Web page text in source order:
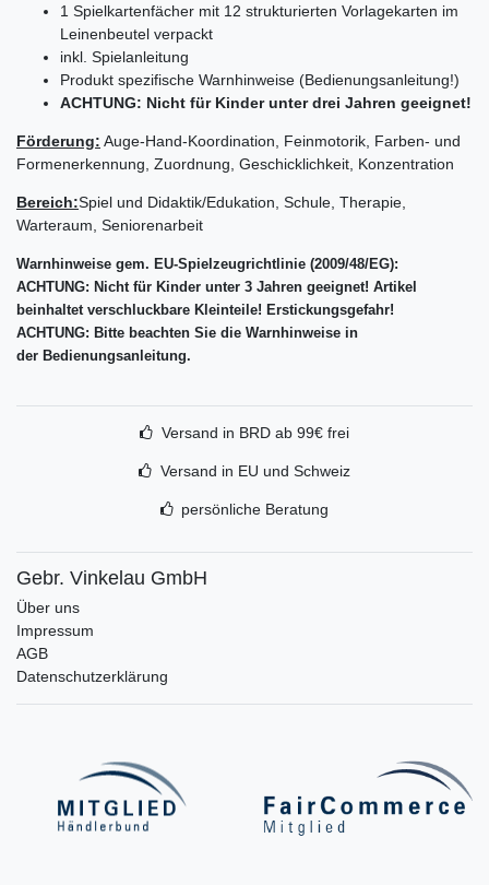
1 Spielkartenfächer mit 12 strukturierten Vorlagekarten im
Leinenbeutel verpackt
inkl. Spielanleitung
Produkt spezifische Warnhinweise (Bedienungsanleitung!)
ACHTUNG: Nicht für Kinder unter drei Jahren geeignet!
Förderung: Auge-Hand-Koordination, Feinmotorik, Farben- und
Formenerkennung, Zuordnung, Geschicklichkeit, Konzentration
Bereich:Spiel und Didaktik/Edukation, Schule, Therapie,
Warteraum, Seniorenarbeit
Warnhinweise gem. EU-Spielzeugrichtlinie (2009/48/EG):
ACHTUNG: Nicht für Kinder unter 3 Jahren geeignet! Artikel
beinhaltet verschluckbare Kleinteile! Erstickungsgefahr!
ACHTUNG: Bitte beachten Sie die Warnhinweise in
der Bedienungsanleitung.
Versand in BRD ab 99€ frei
Versand in EU und Schweiz
persönliche Beratung
Gebr. Vinkelau GmbH
Über uns
Impressum
AGB
Datenschutzerklärung